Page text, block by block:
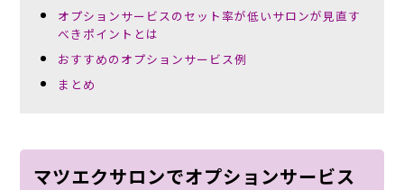
オプションサービスのセット率が低いサロンが見直す
べきポイントとは
おすすめのオプションサービス例
まとめ
マツエクサロンでオプションサービス